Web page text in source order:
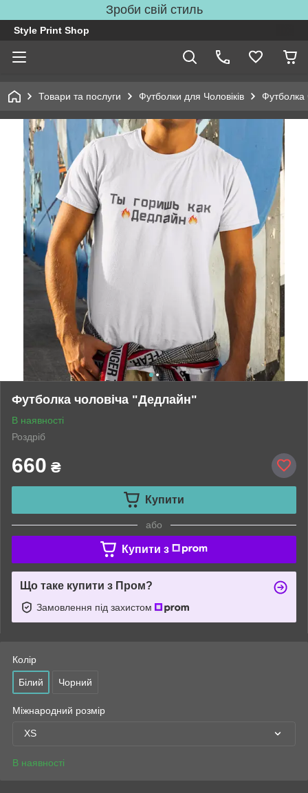
Зроби свій стиль
Style Print Shop
Товари та послуги Футболки для Чоловіків Футболка
Футболка чоловіча "Дедлайн"
В наявності
Роздріб
660 ₴
Купити
або
Купити з
Що таке купити з Пром?
Замовлення під захистом
Колір
Білий Чорний
Міжнародний розмір
XS
В наявності